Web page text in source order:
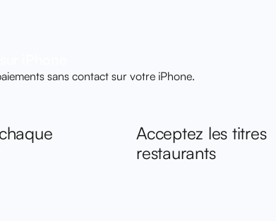
sans contact sur votre iPhone.
Acceptez les titres
restaurants